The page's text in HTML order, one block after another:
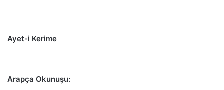
Ayet-i Kerime
Arapça Okunuşu: